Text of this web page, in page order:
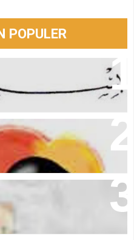
POPULER
Menjadi Kita